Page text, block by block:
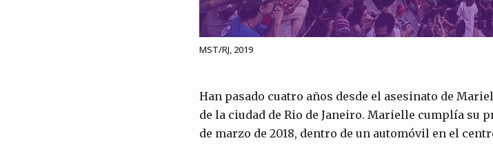
MST/RJ, 2019
Han pasado cuatro años desde el asesinato de
de la ciudad de Rio de Janeiro. Marielle cumplía su
de marzo de 2018, dentro de un automóvil en el